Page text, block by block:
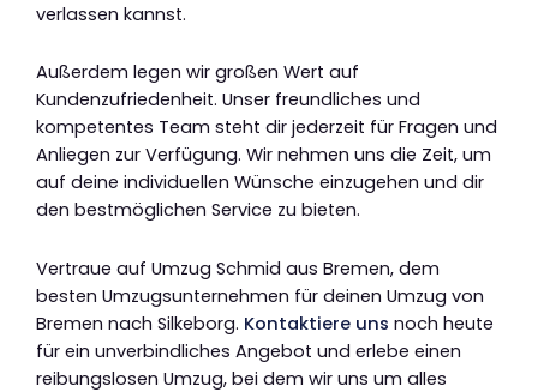
verlassen kannst.
Außerdem legen wir großen Wert auf
Kundenzufriedenheit. Unser freundliches und
kompetentes Team steht dir jederzeit für Fragen und
Anliegen zur Verfügung. Wir nehmen uns die Zeit, um
auf deine individuellen Wünsche einzugehen und dir
den bestmöglichen Service zu bieten.
Vertraue auf Umzug Schmid aus Bremen, dem
besten Umzugsunternehmen für deinen Umzug von
Bremen nach Silkeborg. Kontaktiere uns noch heute
für ein unverbindliches Angebot und erlebe einen
reibungslosen Umzug, bei dem wir uns um alles